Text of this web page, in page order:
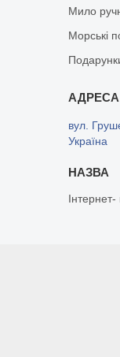
Мило
Морські
вул.
Україна